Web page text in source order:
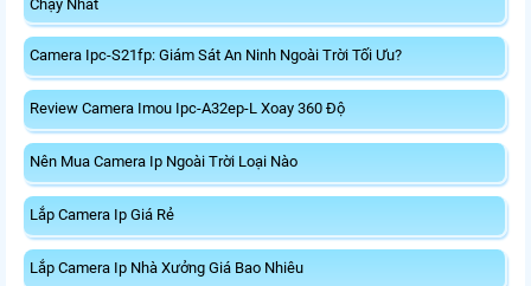
Chạy Nhất
Camera Ipc-S21fp: Giám Sát An Ninh Ngoài Trời Tối Ưu?
Review Camera Imou Ipc-A32ep-L Xoay 360 Độ
Nên Mua Camera Ip Ngoài Trời Loại Nào
Lắp Camera Ip Giá Rẻ
Lắp Camera Ip Nhà Xưởng Giá Bao Nhiêu